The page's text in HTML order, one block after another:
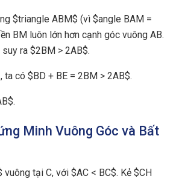
$triangle ABM$ (vì $angle BAM =
BM luôn lớn hơn cạnh góc vuông AB.
ra $2BM > 2AB$.
ta có $BD + BE = 2BM > 2AB$.
Minh Vuông Góc và Bất
vuông tại C, với $AC < BC$. Kẻ $CH